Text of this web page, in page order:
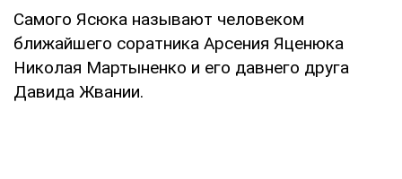
Самого Ясюка называют человеком
ближайшего соратника Арсения Яценюка
Николая Мартыненко и его давнего друга
Давида Жвании.